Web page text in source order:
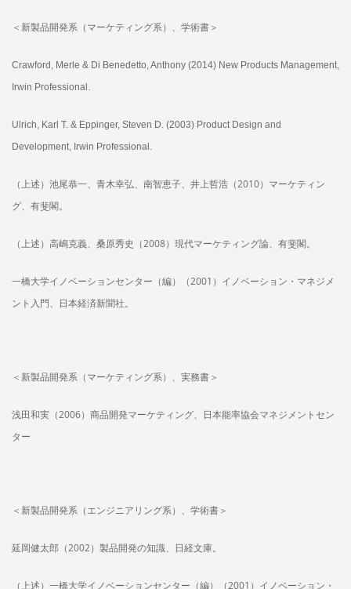
＜新製品開発系（マーケティング系）、学術書＞
Crawford, Merle & Di Benedetto, Anthony (2014) New Products Management,
Irwin Professional.
Ulrich, Karl T. & Eppinger, Steven D. (2003) Product Design and
Development, Irwin Professional.
（上述）池尾恭一、青木幸弘、南智恵子、井上哲浩（2010）マーケティン
グ、有斐閣。
（上述）高嶋克義、桑原秀史（2008）現代マーケティング論、有斐閣。
一橋大学イノベーションセンター（編）（2001）イノベーション・マネジメ
ント入門、日本経済新聞社。
＜新製品開発系（マーケティング系）、実務書＞
浅田和実（2006）商品開発マーケティング、日本能率協会マネジメントセン
ター
＜新製品開発系（エンジニアリング系）、学術書＞
延岡健太郎（2002）製品開発の知識、日経文庫。
（上述）一橋大学イノベーションセンター（編）（2001）イノベーション・